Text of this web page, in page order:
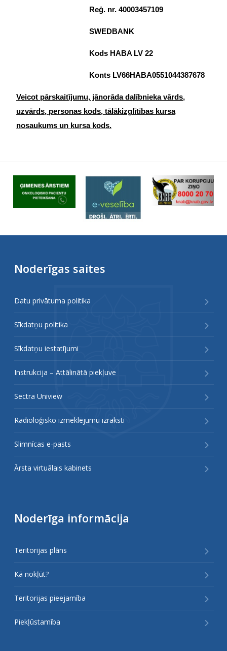
Reģ. nr. 40003457109
SWEDBANK
Kods HABA LV 22
Konts LV66HABA0551044387678
Veicot pārskaitījumu, jānorāda dalībnieka vārds,
uzvārds, personas kods, tālākizglītības kursa
nosaukums un kursa kods.
Noderīgas saites
Datu privātuma politika
Sīkdatņu politika
Sīkdatņu iestatījumi
Instrukcija – Attālinātā piekļuve
Sectra Uniview
Radioloģisko izmeklējumu izraksti
Slimnīcas e-pasts
Ārsta virtuālais kabinets
Noderīga informācija
Teritorijas plāns
Kā nokļūt?
Teritorijas pieejamība
Piekļūstamība